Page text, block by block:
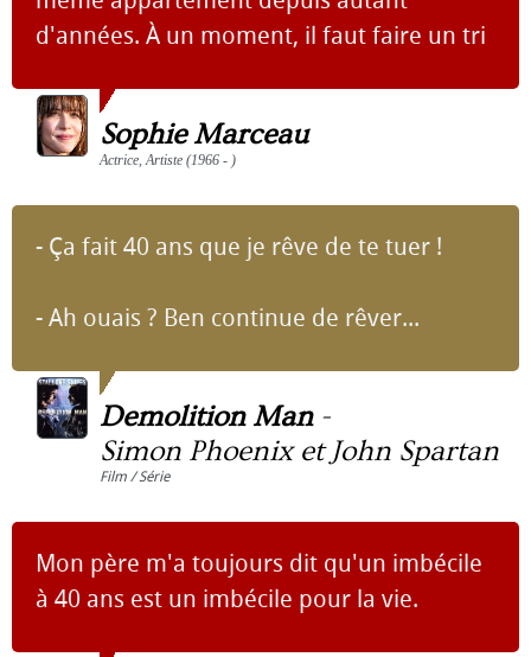
d'années. À un moment, il faut faire un tri
Sophie Marceau
Actrice, Artiste (1966 - )
- Ça fait 40 ans que je rêve de te tuer !
- Ah ouais ? Ben continue de rêver...
Demolition Man-
Simon Phoenix et John Spartan
Film / Série
Mon père m'a toujours dit qu'un imbécile
à 40 ans est un imbécile pour la vie.